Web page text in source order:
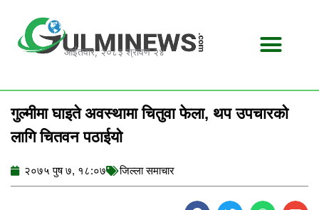
content
आईतवार, २०८३ श्रावण २४
गुल्मीमा घाइते अवस्थामा चितुवा फेला, थप उपचारको
लागि चितवन पठाईयो
२०७५ पुष ७, १८:०७ जिल्ला समाचार